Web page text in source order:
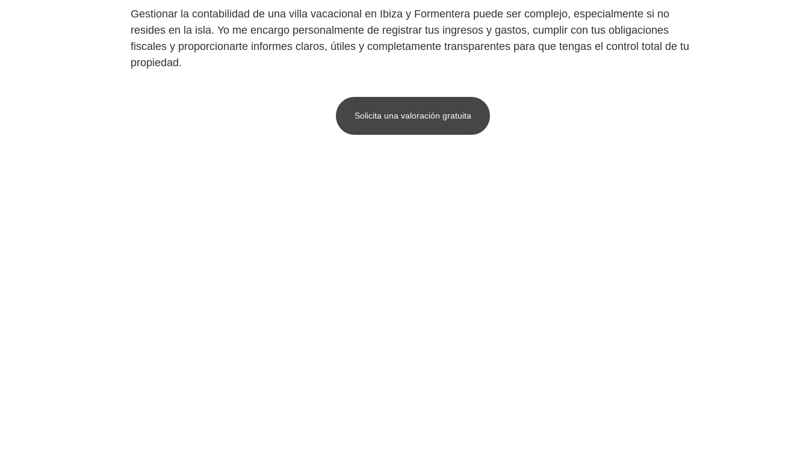
Gestionar la contabilidad de una villa vacacional en Ibiza y Formentera puede ser complejo, especialmente si no
resides en la isla. Yo me encargo personalmente de registrar tus ingresos y gastos, cumplir con tus obligaciones
fiscales y proporcionarte informes claros, útiles y completamente transparentes para que tengas el control total de tu
propiedad.
Solicita una valoración gratuita